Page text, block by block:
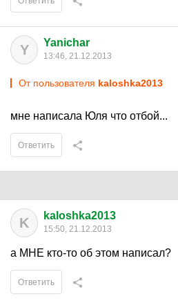
Y Yanichar
13:46, 21.12.2013
От пользователя kaloshka2013
мне написала Юля что отбой...
Ответить
K kaloshka2013
15:50, 21.12.2013
а МНЕ кто-то об этом написал?
Ответить